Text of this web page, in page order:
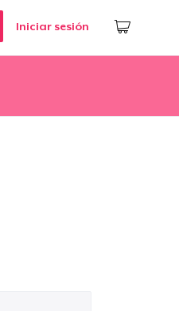
Iniciar sesión